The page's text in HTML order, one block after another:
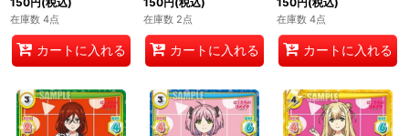
在庫数 4点
カートに入れる
在庫数 2点
カートに入れる
在庫数 4点
カートに入れる